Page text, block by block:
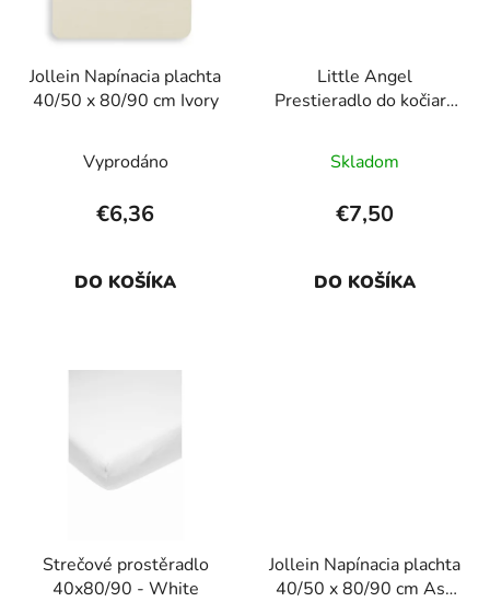
Jollein Napínacia plachta
40/50 x 80/90 cm Ivory
Vyprodáno
€6,36
DO KOŠÍKA
Little Angel
Prestieradlo do kočiara
- biela
Skladom
€7,50
DO KOŠÍKA
Strečové prostěradlo
40x80/90 - White
Jollein Napínacia plachta
40/50 x 80/90 cm Ash